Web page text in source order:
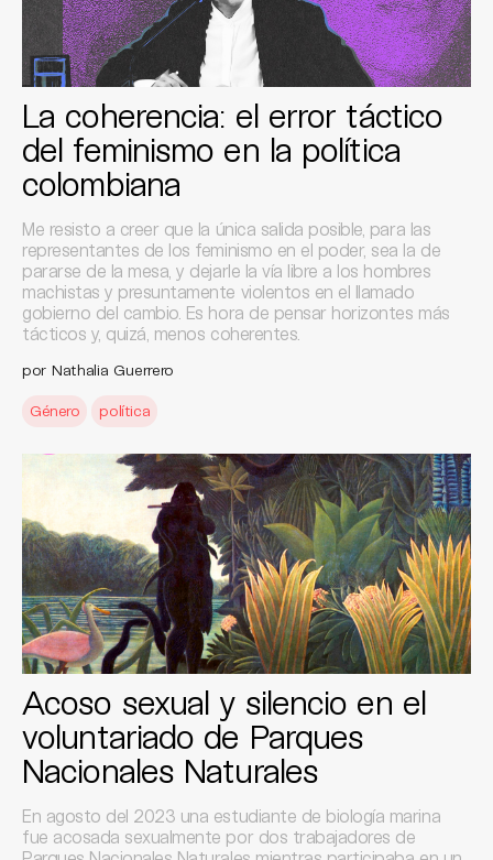
La coherencia: el error táctico
del feminismo en la política
colombiana
Me resisto a creer que la única salida posible, para las
representantes de los feminismo en el poder, sea la de
pararse de la mesa, y dejarle la vía libre a los hombres
machistas y presuntamente violentos en el llamado
gobierno del cambio. Es hora de pensar horizontes más
tácticos y, quizá, menos coherentes.
por Nathalia Guerrero
Género política
Acoso sexual y silencio en el
voluntariado de Parques
Nacionales Naturales
En agosto del 2023 una estudiante de biología marina
fue acosada sexualmente por dos trabajadores de